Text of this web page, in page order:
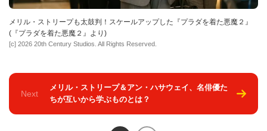
メリル・ストリープも太鼓判！スケールアップした『プラダを着た悪魔２』
(『プラダを着た悪魔２』より)
[c] 2026 20th Century Studios. All Rights Reserved.
Next
メリル・ストリープ＆アン・ハサウェイ、名俳優た
ちが互いから学ぶものとは？